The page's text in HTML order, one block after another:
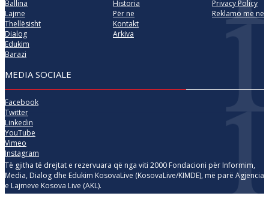
Ballina
Lajme
Thellësisht
Dialog
Edukim
Barazi
Historia
Për ne
Kontakt
Arkiva
Privacy Policy
Reklamo me ne
MEDIA SOCIALE
Facebook
Twitter
Linkedin
YouTube
Vimeo
Instagram
Të gjitha të drejtat e rezervuara që nga viti 2000 Fondacioni për Informim,
Media, Dialog dhe Edukim KosovaLive (KosovaLive/KIMDE), më parë Agjencia
e Lajmeve Kosova Live (AKL).